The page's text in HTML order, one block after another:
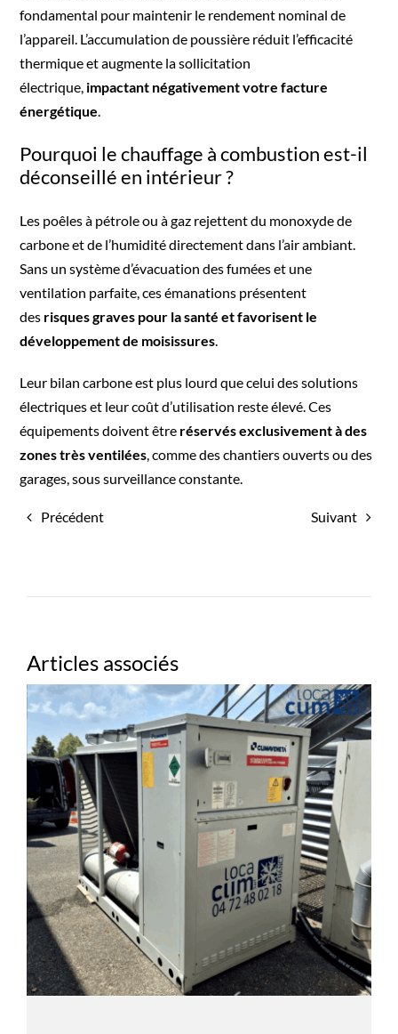
fondamental pour maintenir le rendement nominal de
l’appareil. L’accumulation de poussière réduit l’efficacité
thermique et augmente la sollicitation
électrique, impactant négativement votre facture
énergétique.
Pourquoi le chauffage à combustion est-il
déconseillé en intérieur ?
Les poêles à pétrole ou à gaz rejettent du monoxyde de
carbone et de l’humidité directement dans l’air ambiant.
Sans un système d’évacuation des fumées et une
ventilation parfaite, ces émanations présentent
des risques graves pour la santé et favorisent le
développement de moisissures.
Leur bilan carbone est plus lourd que celui des solutions
électriques et leur coût d’utilisation reste élevé. Ces
équipements doivent être réservés exclusivement à des
zones très ventilées, comme des chantiers ouverts ou des
garages, sous surveillance constante.
Précédent Suivant
Articles associés